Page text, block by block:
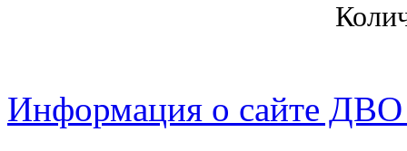
Информация о сайте